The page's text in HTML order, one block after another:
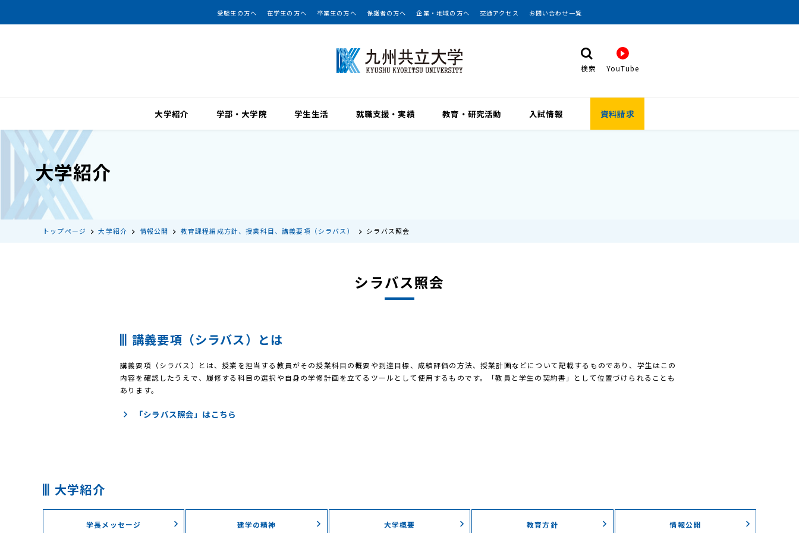
受験生の方へ 在学生の方へ 卒業生の方へ 保護者の方へ 企業・地域の方へ 交通アクセス お問い合わせ一覧
検索 YouTube
大学紹介 学部・大学院 学生生活 就職支援・実績 教育・研究活動 入試情報 資料請求
大学紹介
トップページ 大学紹介 情報公開 教育課程編成方針、授業科目、講義要項（シラバス） シラバス照会
シラバス照会
講義要項（シラバス）とは
講義要項（シラバス）とは、授業を担当する教員がその授業科目の概要や到達目標、成績評価の方法、授業計画などについて記載するものであり、学生はこの
内容を確認したうえで、履修する科目の選択や自身の学修計画を立てるツールとして使用するものです。「教員と学生の契約書」として位置づけられることも
あります。
「シラバス照会」はこちら
大学紹介
学長メッセージ 建学の精神 大学概要 教育方針 情報公開